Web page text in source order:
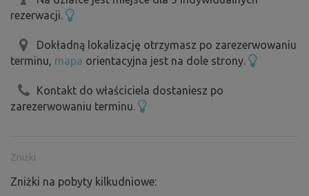
rezerwacji.
Dokładną lokalizację otrzymasz po zarezerwowaniu
terminu, mapa orientacyjna jest na dole strony.
Kontakt do właściciela dostaniesz po
zarezerwowaniu terminu.
Zniżki
Zniżki na pobyty kilkudniowe: